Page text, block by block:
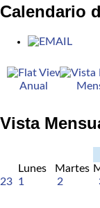
Calendario
Anual
Vista
Lunes
Martes
23 1 2